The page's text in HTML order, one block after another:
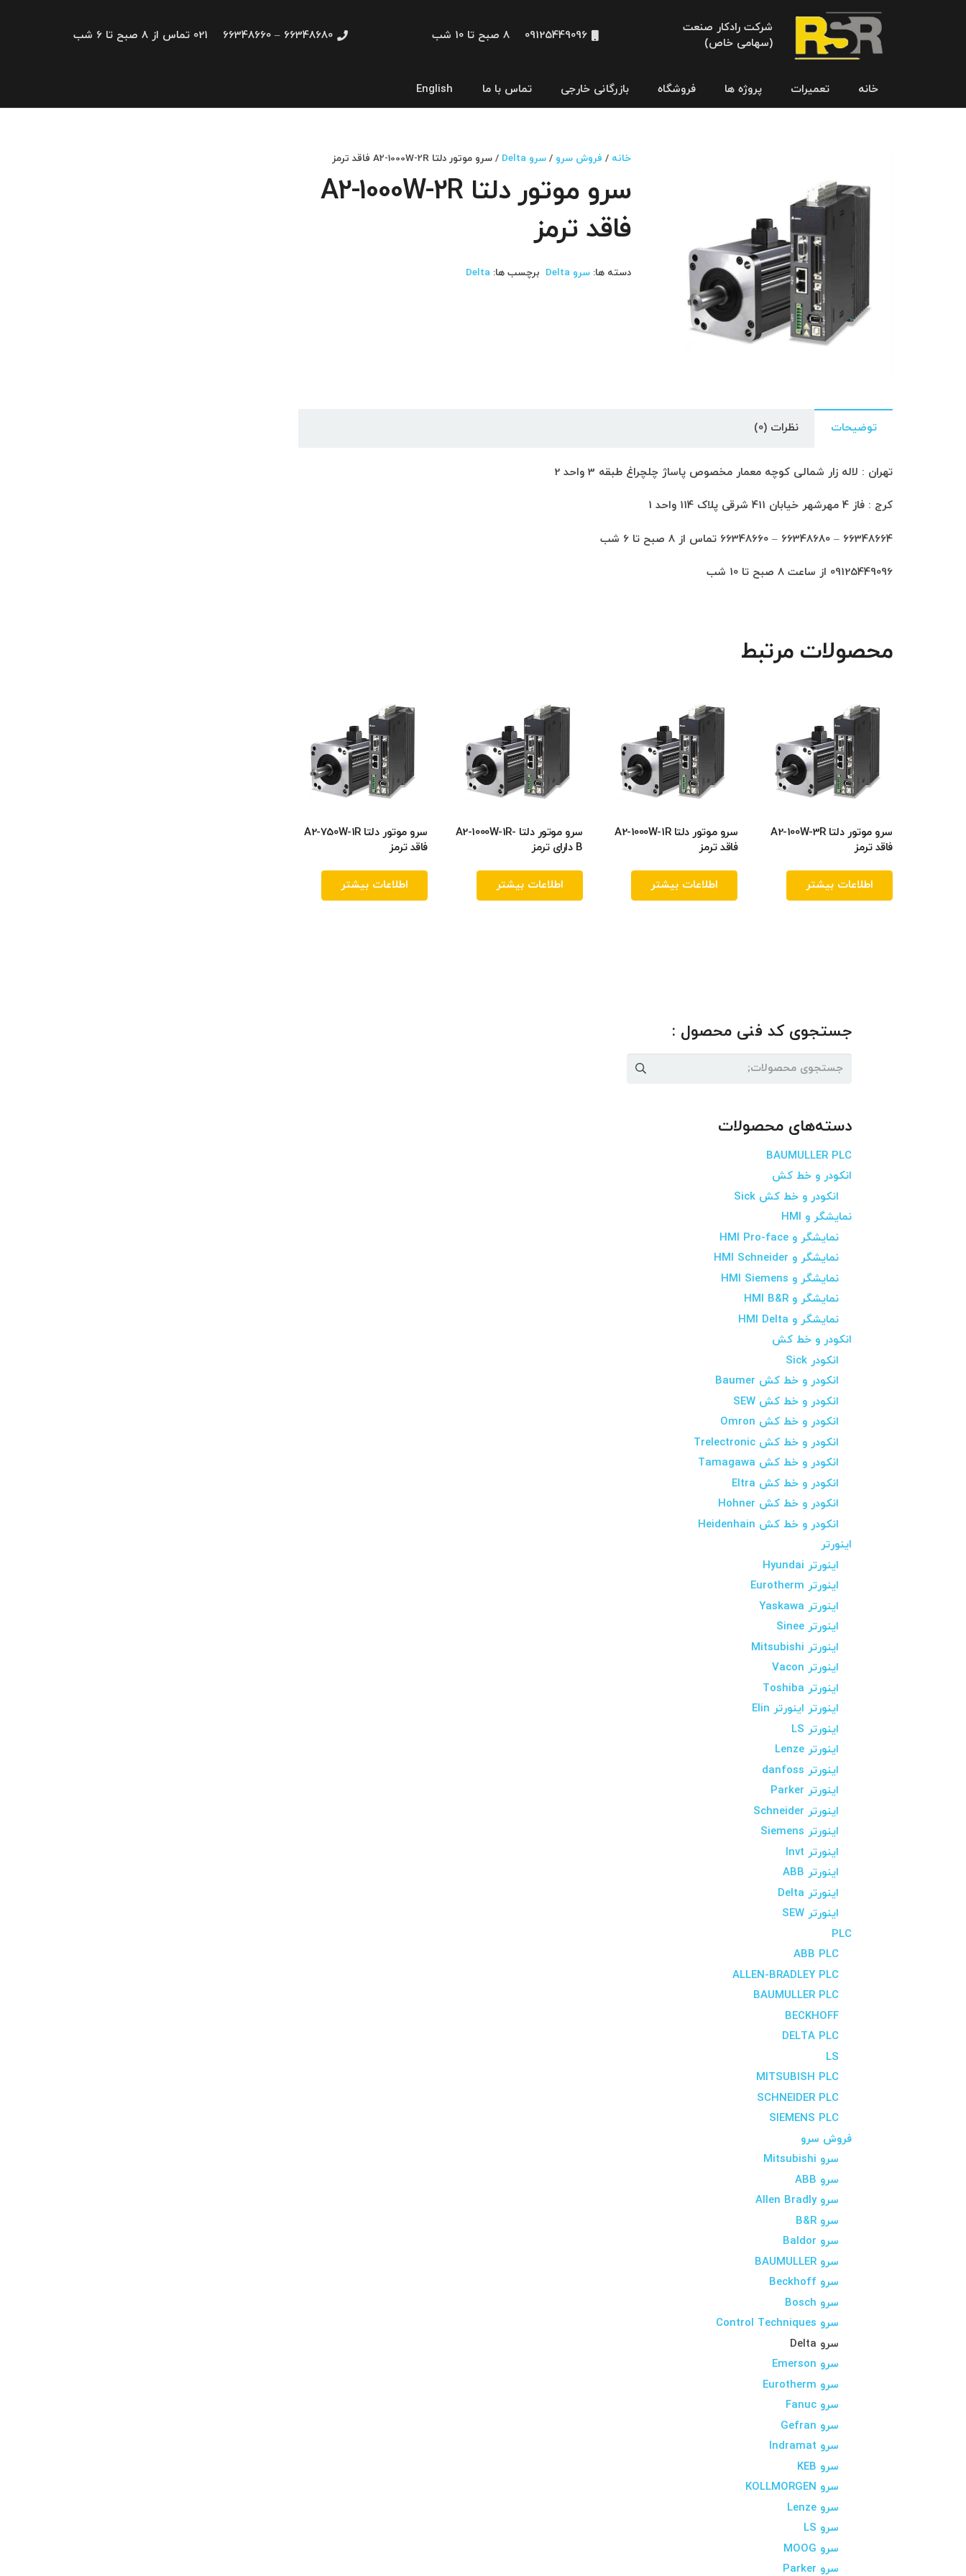
شرکت رادکار صنعت
(سهامی خاص)
09125449096 8 صبح تا 10 شب 66348680 – 66348660 021 تماس از 8 صبح تا 6 شب
خانه تعمیرات پروژه ها فروشگاه بازرگانی خارجی تماس با ما English
خانه / فروش سرو / سرو Delta / سرو موتور دلتا A2-1000W-2R فاقد ترمز
سرو موتور دلتا A2-1000W-2R
فاقد ترمز
دسته ها: سرو Delta برچسب ها:Delta
توضیحات نظرات (0)
تهران : لاله زار شمالی کوچه معمار مخصوص پاساژ چلچراغ طبقه 3 واحد 2
کرج : فاز 4 مهرشهر خیابان 411 شرقی پلاک 114 واحد 1
66348664 – 66348680 – 66348660 تماس از 8 صبح تا 6 شب
09125449096 از ساعت 8 صبح تا 10 شب
محصولات مرتبط
سرو موتور دلتا A2-100W-3R
فاقد ترمز
اطلاعات بیشتر
سرو موتور دلتا A2-1000W-1R
فاقد ترمز
اطلاعات بیشتر
سرو موتور دلتا A2-1000W-1R-
B دارای ترمز
اطلاعات بیشتر
سرو موتور دلتا A2-750W-1R
فاقد ترمز
اطلاعات بیشتر
جستجوی کد فنی محصول :
جستجو
برای:
دسته‌های محصولات
BAUMULLER PLC
انکودر و خط کش
انکودر و خط کش Sick
نمایشگر و HMI
نمایشگر و HMI Pro-face
نمایشگر و HMI Schneider
نمایشگر و HMI Siemens
نمایشگر و HMI B&R
نمایشگر و HMI Delta
انکودر و خط کش
انکودر Sick
انکودر و خط کش Baumer
انکودر و خط کش SEW
انکودر و خط کش Omron
انکودر و خط کش Trelectronic
انکودر و خط کش Tamagawa
انکودر و خط کش Eltra
انکودر و خط کش Hohner
انکودر و خط کش Heidenhain
اینورتر
اینورتر Hyundai
اینورتر Eurotherm
اینورتر Yaskawa
اینورتر Sinee
اینورتر Mitsubishi
اینورتر Vacon
اینورتر Toshiba
اینورتر اینورتر Elin
اینورتر LS
اینورتر Lenze
اینورتر danfoss
اینورتر Parker
اینورتر Schneider
اینورتر Siemens
اینورتر Invt
اینورتر ABB
اینورتر Delta
اینورتر SEW
PLC
ABB PLC
ALLEN-BRADLEY PLC
BAUMULLER PLC
BECKHOFF
DELTA PLC
LS
MITSUBISH PLC
SCHNEIDER PLC
SIEMENS PLC
فروش سرو
سرو Mitsubishi
سرو ABB
سرو Allen Bradly
سرو B&R
سرو Baldor
سرو BAUMULLER
سرو Beckhoff
سرو Bosch
سرو Control Techniques
سرو Delta
سرو Emerson
سرو Eurotherm
سرو Fanuc
سرو Gefran
سرو Indramat
سرو KEB
سرو KOLLMORGEN
سرو Lenze
سرو LS
سرو MOOG
سرو Parker